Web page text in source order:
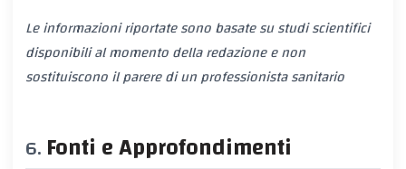
Le informazioni riportate sono basate su studi scientifici
disponibili al momento della redazione e non
sostituiscono il parere di un professionista sanitario
Fonti e Approfondimenti